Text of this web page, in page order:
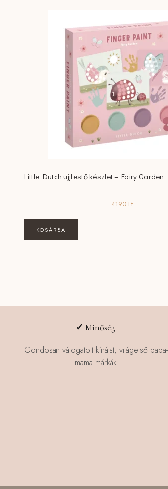
Little Dutch ujjfestő készlet – Fairy Garden
4190 Ft
KOSÁRBA
✓Minőség
Gondosan válogatott kínálat, világelső baba-
mama márkák